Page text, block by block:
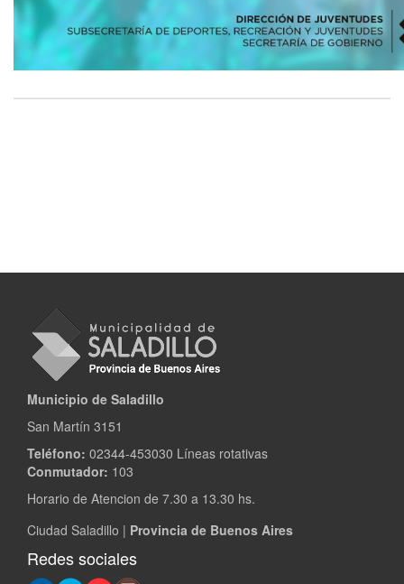
Municipio de Saladillo
San Martín 3151
Teléfono: 02344-453030 Líneas rotativas
Conmutador: 103
Horario de Atencion de 7.30 a 13.30 hs.
Ciudad Saladillo | Provincia de Buenos Aires
Redes sociales